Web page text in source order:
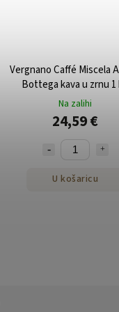
Vergnano Caffé Miscela
Bottega kava u zrnu 1
Na zalihi
24,59 €
U košaricu